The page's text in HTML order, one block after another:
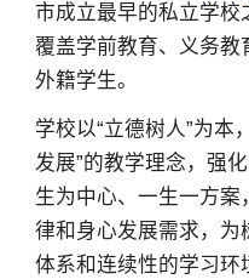
市成立最早的私立学校
覆盖学前教育、义务教
外籍学生。
学校以“立德树人”为本
发展”的教学理念，强
生为中心、一生一方
律和身心发展需求，为
体系和连续性的学习环